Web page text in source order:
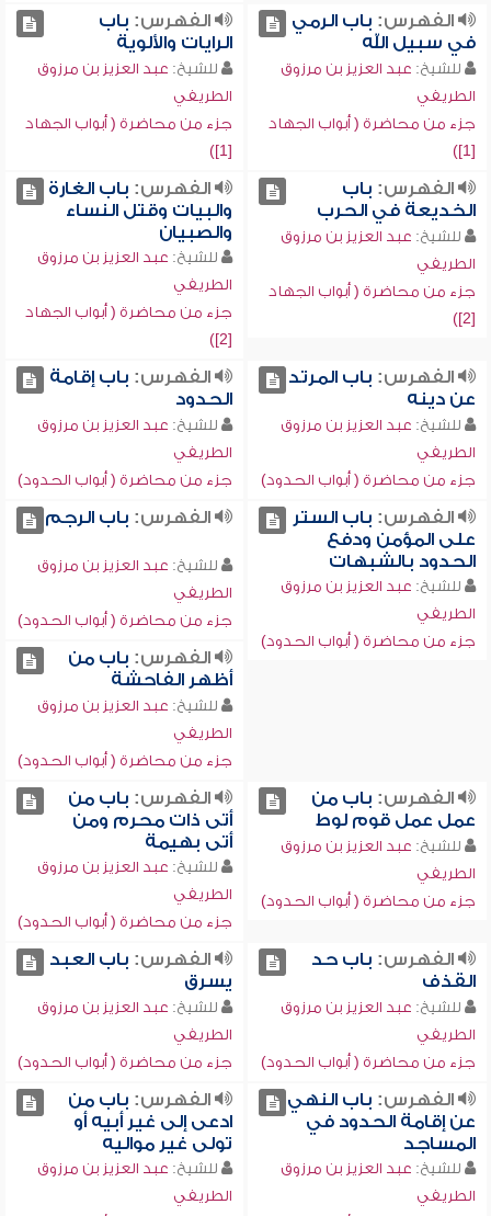
الفهرس: باب الرمي
في سبيل الله
للشيخ: عبد العزيز بن مرزوق
الطريفي
جزء من محاضرة ( أبواب الجهاد
[1])
الفهرس: باب
الرايات والألوية
للشيخ: عبد العزيز بن مرزوق
الطريفي
جزء من محاضرة ( أبواب الجهاد
[1])
الفهرس: باب
الخديعة في الحرب
للشيخ: عبد العزيز بن مرزوق
الطريفي
جزء من محاضرة ( أبواب الجهاد
[2])
الفهرس: باب الغارة
والبيات وقتل النساء
والصبيان
للشيخ: عبد العزيز بن مرزوق
الطريفي
جزء من محاضرة ( أبواب الجهاد
[2])
الفهرس: باب المرتد
عن دينه
للشيخ: عبد العزيز بن مرزوق
الطريفي
جزء من محاضرة ( أبواب الحدود)
الفهرس: باب إقامة
الحدود
للشيخ: عبد العزيز بن مرزوق
الطريفي
جزء من محاضرة ( أبواب الحدود)
الفهرس: باب الستر
على المؤمن ودفع
الحدود بالشبهات
للشيخ: عبد العزيز بن مرزوق
الطريفي
جزء من محاضرة ( أبواب الحدود)
الفهرس: باب الرجم
للشيخ: عبد العزيز بن مرزوق
الطريفي
جزء من محاضرة ( أبواب الحدود)
الفهرس: باب من
أظهر الفاحشة
للشيخ: عبد العزيز بن مرزوق
الطريفي
جزء من محاضرة ( أبواب الحدود)
الفهرس: باب من
عمل عمل قوم لوط
للشيخ: عبد العزيز بن مرزوق
الطريفي
جزء من محاضرة ( أبواب الحدود)
الفهرس: باب من
أتى ذات محرم ومن
أتى بهيمة
للشيخ: عبد العزيز بن مرزوق
الطريفي
جزء من محاضرة ( أبواب الحدود)
الفهرس: باب حد
القذف
للشيخ: عبد العزيز بن مرزوق
الطريفي
جزء من محاضرة ( أبواب الحدود)
الفهرس: باب العبد
يسرق
للشيخ: عبد العزيز بن مرزوق
الطريفي
جزء من محاضرة ( أبواب الحدود)
الفهرس: باب النهي
عن إقامة الحدود في
المساجد
للشيخ: عبد العزيز بن مرزوق
الطريفي
الفهرس: باب من
ادعى إلى غير أبيه أو
تولى غير مواليه
للشيخ: عبد العزيز بن مرزوق
الطريفي